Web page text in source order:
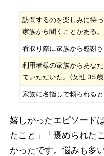
訪問するのを楽しみに待
家族から聞くことがある
看取り際に家族から感謝
利用者様の家族からあな
ていただいた。(女性 35歳
家族に名指しで頼られる
嬉しかったエピソード
たこと」「褒められた
かったです。悩みも多